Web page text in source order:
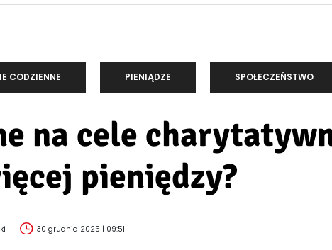
CODZIENNE PIENIĄDZE SPOŁECZEŃSTWO
na cele
pieniędzy?
30 grudnia 2025 | 09:51